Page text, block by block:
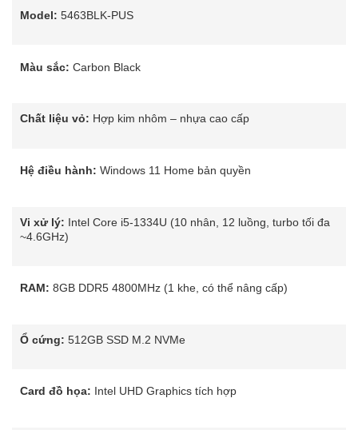
Model: 5463BLK-PUS
Màu sắc: Carbon Black
Chất liệu vỏ: Hợp kim nhôm – nhựa cao cấp
Hệ điều hành: Windows 11 Home bản quyền
Vi xử lý: Intel Core i5-1334U (10 nhân, 12 luồng, turbo tối đa
~4.6GHz)
RAM: 8GB DDR5 4800MHz (1 khe, có thể nâng cấp)
Ổ cứng: 512GB SSD M.2 NVMe
Card đồ họa: Intel UHD Graphics tích hợp